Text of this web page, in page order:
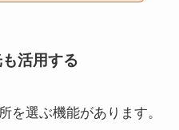
活用する
を選ぶ機能があります。